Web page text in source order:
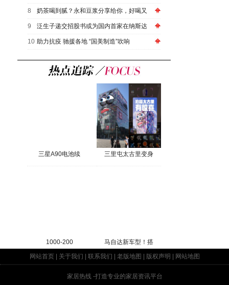
8 奶茶喝到腻？永和豆浆分享给你，好喝又
9 泛生子递交招股书或为国内首家在纳斯达
10 助力抗疫 驰援各地 “国美制造”吹响
三星A90电池续 三里屯太古里变身
1000-200
马自达新车型！搭
网站首页| 关于我们 联系我们 老版地图 版权声明 网站地图
家居热线-打造专业的家居资讯平台